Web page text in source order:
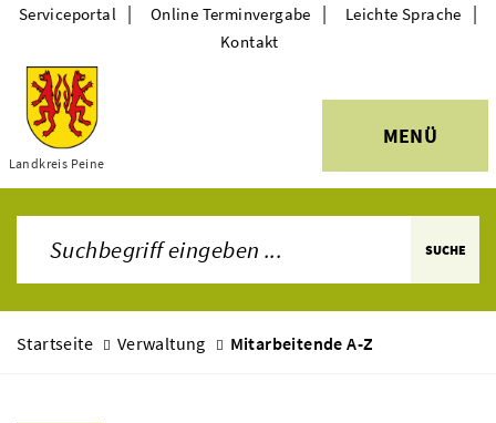
Themen
Landkreis Peine
MENÜ
Serviceportal | Online Terminvergabe | Leichte Sprache |
Kontakt
SUCHE
Startseite Verwaltung Mitarbeitende A-Z